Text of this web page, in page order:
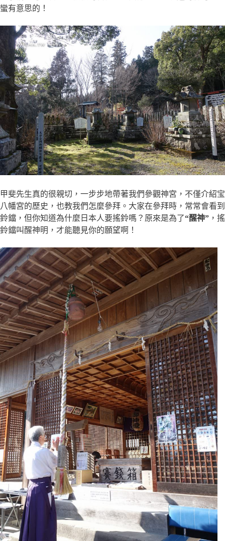
蠻有意思的！
甲斐先生真的很親切，一步步地帶著我們參觀神宮，不僅介紹宝
八幡宮的歷史，也教我們怎麼參拜。大家在參拜時，常常會看到
鈴鐺，但你知道為什麼日本人要搖鈴嗎？原來是為了“醒神” ，搖
鈴鐺叫醒神明，才能聽見你的願望啊！